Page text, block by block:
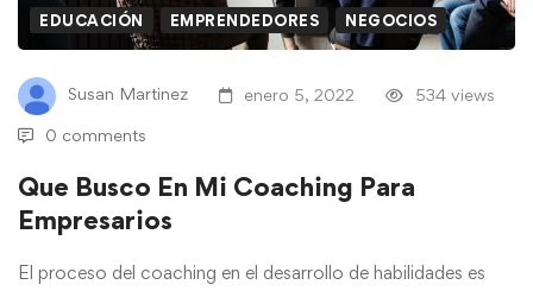
EDUCACIÓN EMPRENDEDORES NEGOCIOS
Susan Martinez enero 5, 2022 534 views
0 comments
Que Busco En Mi Coaching Para
Empresarios
El proceso del coaching en el desarrollo de habilidades es